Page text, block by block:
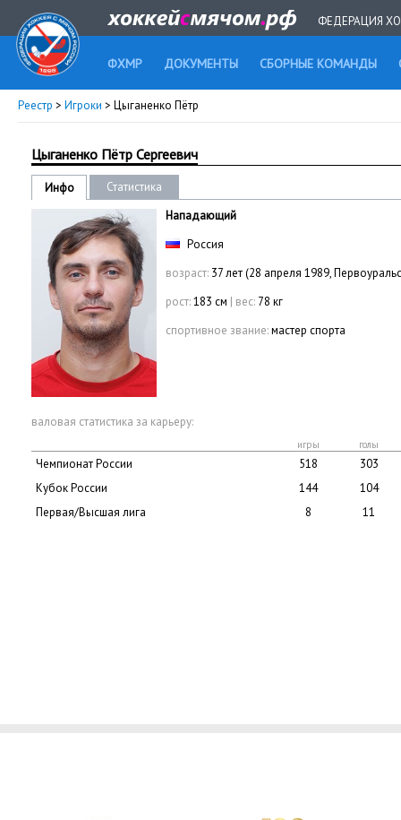
ФЕДЕРАЦИЯ
ФХМР ДОКУМЕНТЫ СБОРНЫЕ КОМАНДЫ
Реестр > Игроки > Цыганенко Пётр
Цыганенко Пётр Сергеевич
Инфо
Статистика
Нападающий
Россия
возраст: 37 лет (28 апреля 1989,
рост:183 см | вес: 78 кг
спортивное звание:мастер спорта
валовая статистика за карьеру:
игры голы
Чемпионат России 518
303
Кубок России
144
104
Первая/Высшая лига
8 11